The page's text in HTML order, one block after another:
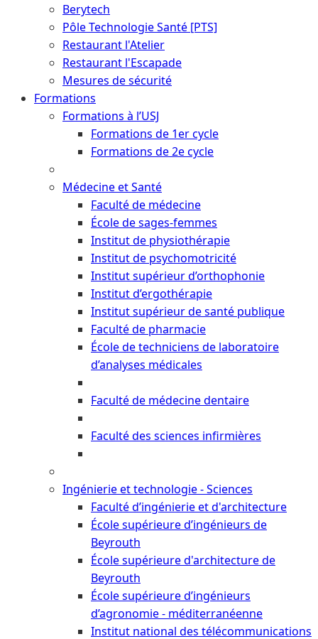
Berytech
Pôle Technologie Santé [PTS]
Restaurant l'Atelier
Restaurant l'Escapade
Mesures de sécurité
Formations
Formations à l’USJ
Formations de 1er cycle
Formations de 2e cycle
Médecine et Santé
Faculté de médecine
École de sages-femmes
Institut de physiothérapie
Institut de psychomotricité
Institut supérieur d’orthophonie
Institut d’ergothérapie
Institut supérieur de santé publique
Faculté de pharmacie
École de techniciens de laboratoire
d’analyses médicales
Faculté de médecine dentaire
Faculté des sciences infirmières
Ingénierie et technologie - Sciences
Faculté d’ingénierie et d'architecture
École supérieure d’ingénieurs de
Beyrouth
École supérieure d'architecture de
Beyrouth
École supérieure d’ingénieurs
d’agronomie - méditerranéenne
Institut national des télécommunications